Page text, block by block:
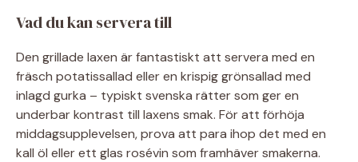
Vad du kan servera till
Den grillade laxen är fantastiskt att servera med en
fräsch potatissallad eller en krispig grönsallad med
inlagd gurka – typiskt svenska rätter som ger en
underbar kontrast till laxens smak. För att förhöja
middagsupplevelsen, prova att para ihop det med en
kall öl eller ett glas rosévin som framhäver smakerna.